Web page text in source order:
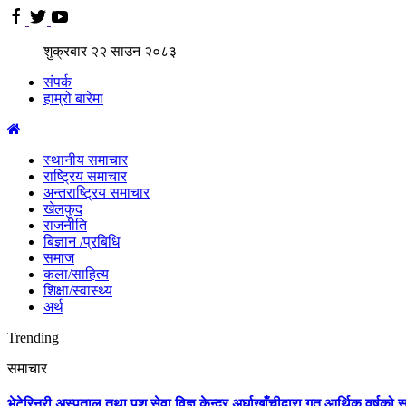
शुक्रबार २२साउन २०८३
संपर्क
हाम्रो बारेमा
स्थानीय समाचार
राष्ट्रिय समाचार
अन्तराष्ट्रिय समाचार
खेलकुद
राजनीति
बिज्ञान /प्रबिधि
समाज
कला/साहित्य
शिक्षा/स्वास्थ्य
अर्थ
Trending
समाचार